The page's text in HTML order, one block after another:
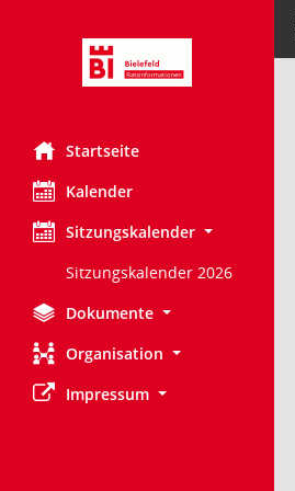
Startseite
Kalender
Sitzungskalender
Sitzungskalender 2026
Dokumente
Organisation
Impressum